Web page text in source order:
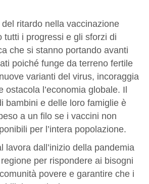
ritardo nella vaccinazione
tutti i progressi e gli sforzi di
che si stanno portando avanti
poiché funge da terreno fertile
varianti del virus, incoraggia
ostacola l’economia globale. Il
bambini e delle loro famiglie è
a un filo se i vaccini non
per l’intera popolazione.
lavora dall’inizio della pandemia
per rispondere ai bisogni
povere e garantire che i